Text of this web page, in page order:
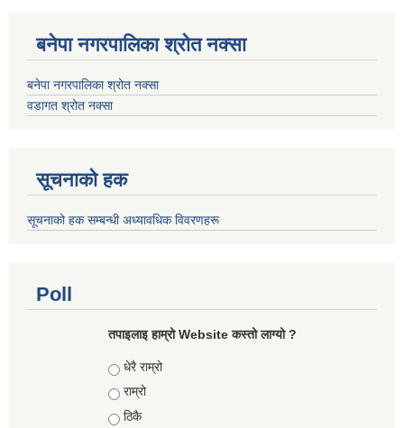
बनेपा नगरपालिका श्रोत नक्सा
बनेपा नगरपालिका श्रोत नक्सा
वडागत श्रोत नक्सा
सूचनाको हक
सूचनाको हक सम्बन्धी अध्यावधिक विवरणहरू
Poll
तपाइलाइ हाम्रो Website कस्तो लाग्यो ?
Choices
धेरै राम्रो
राम्रो
ठिकै